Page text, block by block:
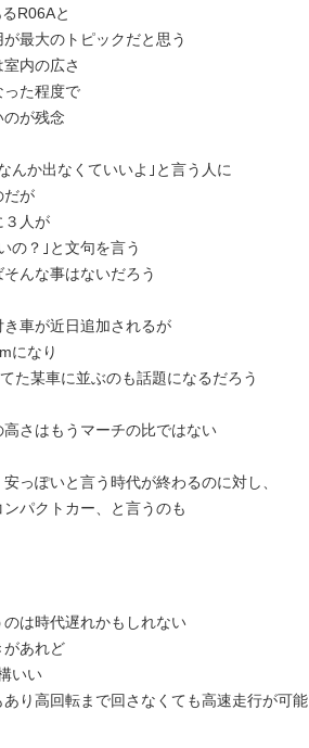
R06Aと
最大のトピックだと思う
内の広さ
った程度で
が残念
んか出なくていいよ｣と言う人に
だが
３人が
の？｣と文句を言う
んな事はないだろう
車が近日追加されるが
になり
た某車に並ぶのも話題になるだろう
さはもうマーチの比ではない
っぽいと言う時代が終わるのに対し、
パクトカー、と言うのも
のは時代遅れかもしれない
があれど
いい
り高回転まで回さなくても高速走行が可能